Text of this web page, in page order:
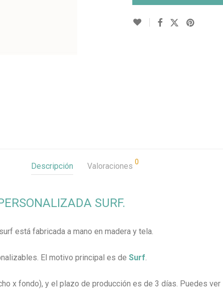
Descripción Valoraciones 0
SURF.
está fabricada a mano en madera y tela.
El motivo principal es de Surf.
x fondo), y el plazo de producción es de 3 días. Puedes